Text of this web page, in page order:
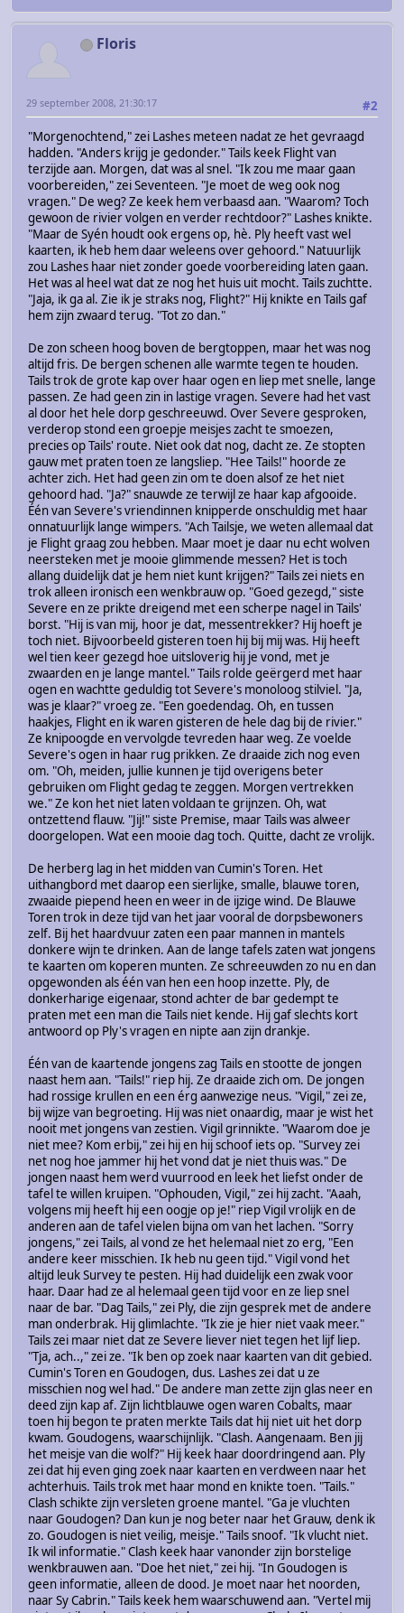
Floris
#2
29 september 2008, 21:30:17
"Morgenochtend," zei Lashes meteen nadat ze het gevraagd
hadden. "Anders krijg je gedonder." Tails keek Flight van
terzijde aan. Morgen, dat was al snel. "Ik zou me maar gaan
voorbereiden," zei Seventeen. "Je moet de weg ook nog
vragen." De weg? Ze keek hem verbaasd aan. "Waarom? Toch
gewoon de rivier volgen en verder rechtdoor?" Lashes knikte.
"Maar de Syén houdt ook ergens op, hè. Ply heeft vast wel
kaarten, ik heb hem daar weleens over gehoord." Natuurlijk
zou Lashes haar niet zonder goede voorbereiding laten gaan.
Het was al heel wat dat ze nog het huis uit mocht. Tails zuchtte.
"Jaja, ik ga al. Zie ik je straks nog, Flight?" Hij knikte en Tails gaf
hem zijn zwaard terug. "Tot zo dan."
De zon scheen hoog boven de bergtoppen, maar het was nog
altijd fris. De bergen schenen alle warmte tegen te houden.
Tails trok de grote kap over haar ogen en liep met snelle, lange
passen. Ze had geen zin in lastige vragen. Severe had het vast
al door het hele dorp geschreeuwd. Over Severe gesproken,
verderop stond een groepje meisjes zacht te smoezen,
precies op Tails' route. Niet ook dat nog, dacht ze. Ze stopten
gauw met praten toen ze langsliep. "Hee Tails!" hoorde ze
achter zich. Het had geen zin om te doen alsof ze het niet
gehoord had. "Ja?" snauwde ze terwijl ze haar kap afgooide.
Één van Severe's vriendinnen knipperde onschuldig met haar
onnatuurlijk lange wimpers. "Ach Tailsje, we weten allemaal dat
je Flight graag zou hebben. Maar moet je daar nu echt wolven
neersteken met je mooie glimmende messen? Het is toch
allang duidelijk dat je hem niet kunt krijgen?" Tails zei niets en
trok alleen ironisch een wenkbrauw op. "Goed gezegd," siste
Severe en ze prikte dreigend met een scherpe nagel in Tails'
borst. "Hij is van mij, hoor je dat, messentrekker? Hij hoeft je
toch niet. Bijvoorbeeld gisteren toen hij bij mij was. Hij heeft
wel tien keer gezegd hoe uitsloverig hij je vond, met je
zwaarden en je lange mantel." Tails rolde geërgerd met haar
ogen en wachtte geduldig tot Severe's monoloog stilviel. "Ja,
was je klaar?" vroeg ze. "Een goedendag. Oh, en tussen
haakjes, Flight en ik waren gisteren de hele dag bij de rivier."
Ze knipoogde en vervolgde tevreden haar weg. Ze voelde
Severe's ogen in haar rug prikken. Ze draaide zich nog even
om. "Oh, meiden, jullie kunnen je tijd overigens beter
gebruiken om Flight gedag te zeggen. Morgen vertrekken
we." Ze kon het niet laten voldaan te grijnzen. Oh, wat
ontzettend flauw. "Jij!" siste Premise, maar Tails was alweer
doorgelopen. Wat een mooie dag toch. Quitte, dacht ze vrolijk.
De herberg lag in het midden van Cumin's Toren. Het
uithangbord met daarop een sierlijke, smalle, blauwe toren,
zwaaide piepend heen en weer in de ijzige wind. De Blauwe
Toren trok in deze tijd van het jaar vooral de dorpsbewoners
zelf. Bij het haardvuur zaten een paar mannen in mantels
donkere wijn te drinken. Aan de lange tafels zaten wat jongens
te kaarten om koperen munten. Ze schreeuwden zo nu en dan
opgewonden als één van hen een hoop inzette. Ply, de
donkerharige eigenaar, stond achter de bar gedempt te
praten met een man die Tails niet kende. Hij gaf slechts kort
antwoord op Ply's vragen en nipte aan zijn drankje.
Één van de kaartende jongens zag Tails en stootte de jongen
naast hem aan. "Tails!" riep hij. Ze draaide zich om. De jongen
had rossige krullen en een érg aanwezige neus. "Vigil," zei ze,
bij wijze van begroeting. Hij was niet onaardig, maar je wist het
nooit met jongens van zestien. Vigil grinnikte. "Waarom doe je
niet mee? Kom erbij," zei hij en hij schoof iets op. "Survey zei
net nog hoe jammer hij het vond dat je niet thuis was." De
jongen naast hem werd vuurrood en leek het liefst onder de
tafel te willen kruipen. "Ophouden, Vigil," zei hij zacht. "Aaah,
volgens mij heeft hij een oogje op je!" riep Vigil vrolijk en de
anderen aan de tafel vielen bijna om van het lachen. "Sorry
jongens," zei Tails, al vond ze het helemaal niet zo erg, "Een
andere keer misschien. Ik heb nu geen tijd." Vigil vond het
altijd leuk Survey te pesten. Hij had duidelijk een zwak voor
haar. Daar had ze al helemaal geen tijd voor en ze liep snel
naar de bar. "Dag Tails," zei Ply, die zijn gesprek met de andere
man onderbrak. Hij glimlachte. "Ik zie je hier niet vaak meer."
Tails zei maar niet dat ze Severe liever niet tegen het lijf liep.
"Tja, ach..," zei ze. "Ik ben op zoek naar kaarten van dit gebied.
Cumin's Toren en Goudogen, dus. Lashes zei dat u ze
misschien nog wel had." De andere man zette zijn glas neer en
deed zijn kap af. Zijn lichtblauwe ogen waren Cobalts, maar
toen hij begon te praten merkte Tails dat hij niet uit het dorp
kwam. Goudogens, waarschijnlijk. "Clash. Aangenaam. Ben jij
het meisje van die wolf?" Hij keek haar doordringend aan. Ply
zei dat hij even ging zoek naar kaarten en verdween naar het
achterhuis. Tails trok met haar mond en knikte toen. "Tails."
Clash schikte zijn versleten groene mantel. "Ga je vluchten
naar Goudogen? Dan kun je nog beter naar het Grauw, denk ik
zo. Goudogen is niet veilig, meisje." Tails snoof. "Ik vlucht niet.
Ik wil informatie." Clash keek haar vanonder zijn borstelige
wenkbrauwen aan. "Doe het niet," zei hij. "In Goudogen is
geen informatie, alleen de dood. Je moet naar het noorden,
naar Sy Cabrin." Tails keek hem waarschuwend aan. "Vertel mij